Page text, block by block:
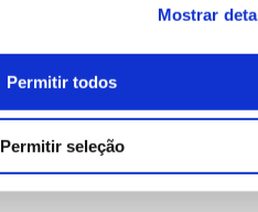
Mostrar
Permitir todos
Permitir seleção